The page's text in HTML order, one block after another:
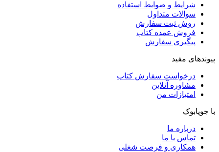
شرایط و ضوابط استفاده
سوالات متداول
روش ثبت سفارش
فروش عمده کتاب
پیگیری سفارش
پیوندهای مفید
درخواست سفارش کتاب
مشاوره آنلاین
امتیازات من
با جویابوک
درباره ما
تماس با ما
همکاری و فرصت شغلی